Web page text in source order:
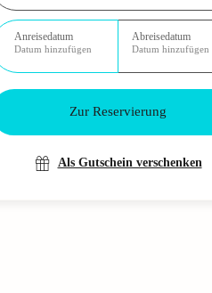
Anreisedatum
Datum hinzufügen
Abreisedatum
Datum hinzufügen
Zur Reservierung
Als Gutschein verschenken